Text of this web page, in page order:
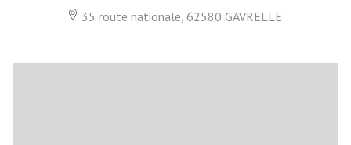
35 route nationale, 62580 GAVRELLE